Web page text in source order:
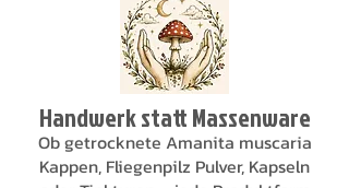
Handwerk statt Massenware
Ob getrocknete Amanita muscaria
Kappen, Fliegenpilz Pulver, Kapseln